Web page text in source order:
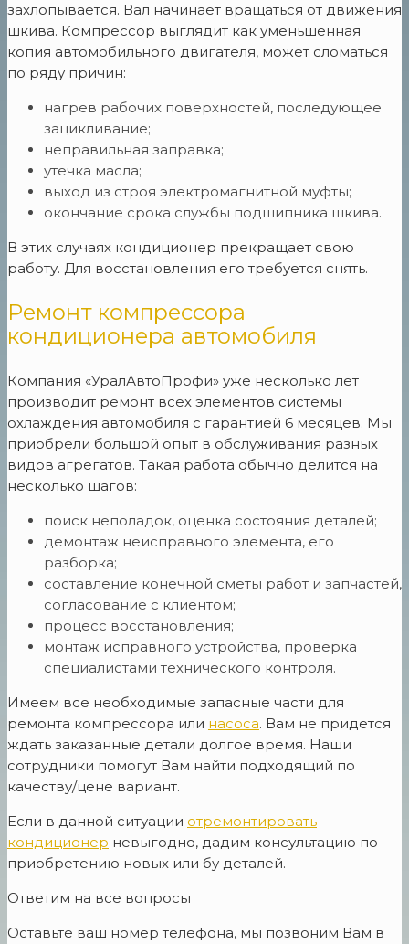
захлопывается. Вал начинает вращаться от движения
шкива. Компрессор выглядит как уменьшенная
копия автомобильного двигателя, может сломаться
по ряду причин:
нагрев рабочих поверхностей, последующее
зацикливание;
неправильная заправка;
утечка масла;
выход из строя электромагнитной муфты;
окончание срока службы подшипника шкива.
В этих случаях кондиционер прекращает свою
работу. Для восстановления его требуется снять.
Ремонт компрессора
кондиционера автомобиля
Компания «УралАвтоПрофи» уже несколько лет
производит ремонт всех элементов системы
охлаждения автомобиля с гарантией 6 месяцев. Мы
приобрели большой опыт в обслуживания разных
видов агрегатов. Такая работа обычно делится на
несколько шагов:
поиск неполадок, оценка состояния деталей;
демонтаж неисправного элемента, его
разборка;
составление конечной сметы работ и запчастей,
согласование с клиентом;
процесс восстановления;
монтаж исправного устройства, проверка
специалистами технического контроля.
Имеем все необходимые запасные части для
ремонта компрессора или насоса. Вам не придется
ждать заказанные детали долгое время. Наши
сотрудники помогут Вам найти подходящий по
качеству/цене вариант.
Если в данной ситуации отремонтировать
кондиционер невыгодно, дадим консультацию по
приобретению новых или бу деталей.
Ответим на все вопросы
Оставьте ваш номер телефона, мы позвоним Вам в